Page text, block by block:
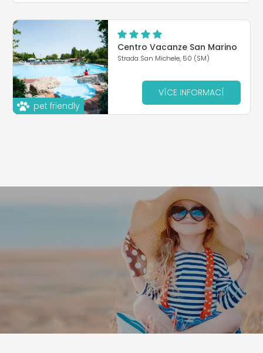
pet friendly
Centro Vacanze San Marino
Strada San Michele, 50 (SM)
VÍCE INFORMACÍ